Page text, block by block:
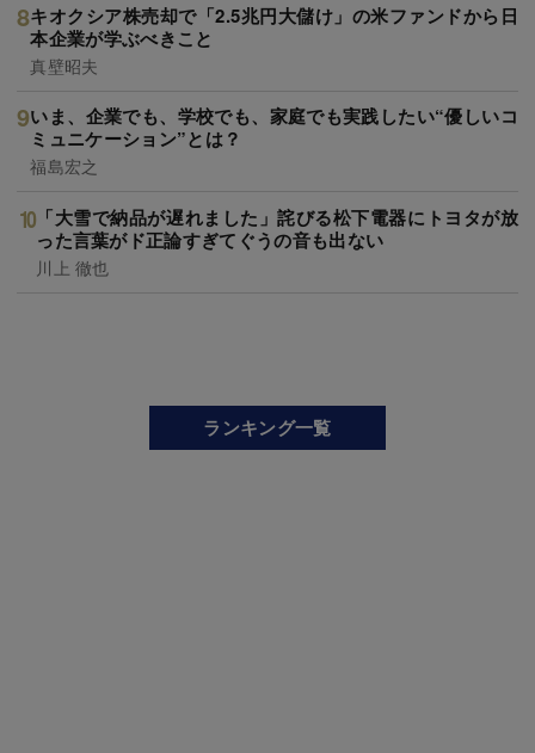
キオクシア株売却で「2.5兆円大儲け」の米ファンドから日
本企業が学ぶべきこと
真壁昭夫
いま、企業でも、学校でも、家庭でも実践したい“優しいコ
ミュニケーション”とは？
福島宏之
「大雪で納品が遅れました」詫びる松下電器にトヨタが放
った言葉がド正論すぎてぐうの音も出ない
川上 徹也
ランキング一覧